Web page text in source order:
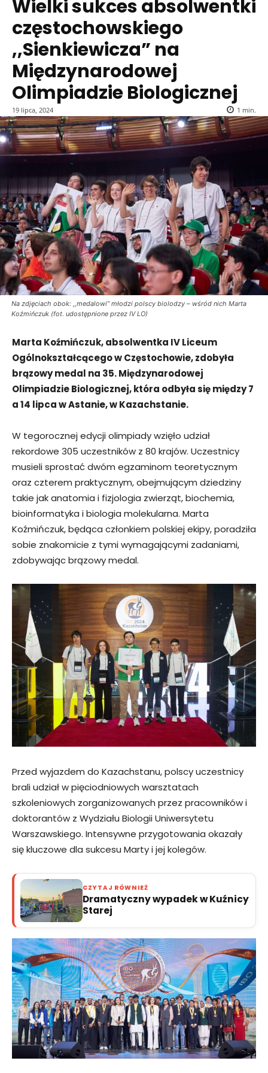
Wielki sukces absolwentki
częstochowskiego
,,Sienkiewicza” na
Międzynarodowej
Olimpiadzie Biologicznej
19 lipca, 2024 1 min.
Na zdjęciach obok: ,,medalowi” młodzi polscy biolodzy – wśród nich Marta
Koźmińczuk (fot. udostępnione przez IV LO)
Marta Koźmińczuk, absolwentka IV Liceum
Ogólnokształcącego w Częstochowie, zdobyła
brązowy medal na 35. Międzynarodowej
Olimpiadzie Biologicznej, która odbyła się między 7
a 14 lipca w Astanie, w Kazachstanie.
W tegorocznej edycji olimpiady wzięło udział
rekordowe 305 uczestników z 80 krajów. Uczestnicy
musieli sprostać dwóm egzaminom teoretycznym
oraz czterem praktycznym, obejmującym dziedziny
takie jak anatomia i fizjologia zwierząt, biochemia,
bioinformatyka i biologia molekularna. Marta
Koźmińczuk, będąca członkiem polskiej ekipy, poradziła
sobie znakomicie z tymi wymagającymi zadaniami,
zdobywając brązowy medal.
Przed wyjazdem do Kazachstanu, polscy uczestnicy
brali udział w pięciodniowych warsztatach
szkoleniowych zorganizowanych przez pracowników i
doktorantów z Wydziału Biologii Uniwersytetu
Warszawskiego. Intensywne przygotowania okazały
się kluczowe dla sukcesu Marty i jej kolegów.
CZYTAJ RÓWNIEŻ
Dramatyczny wypadek w Kuźnicy
Starej